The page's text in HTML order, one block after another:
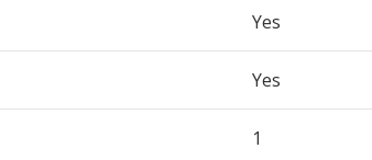
Yes
Yes
1